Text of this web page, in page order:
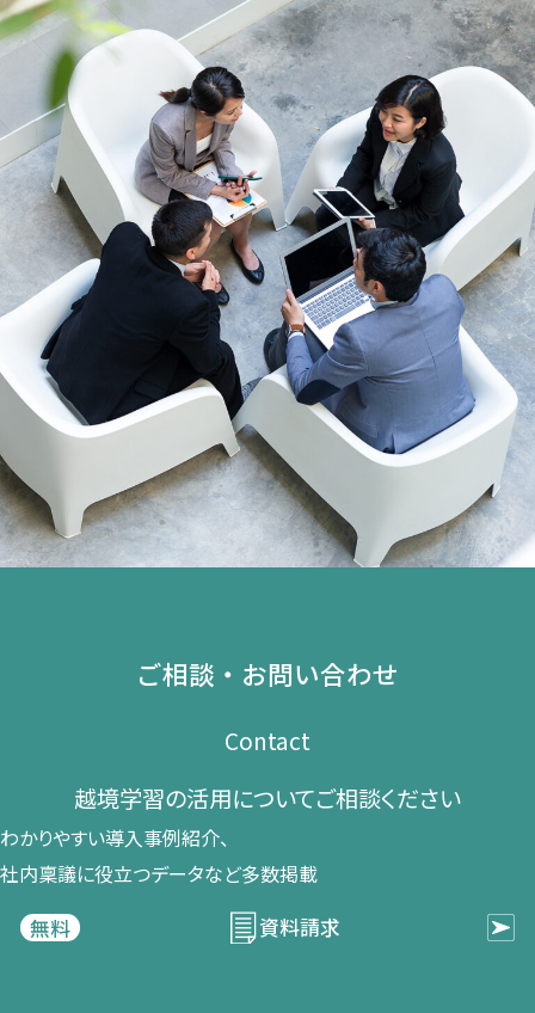
ご相談・お問い合わせ
Contact
越境学習の​活用に​ついて​ご相談ください​
わかりやすい導入事例紹介、​
社内稟議に​役立つデータなど​多数掲載
無料
資料請求